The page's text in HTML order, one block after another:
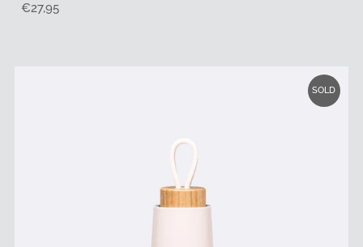
Regulärer
€27,95
SOLD